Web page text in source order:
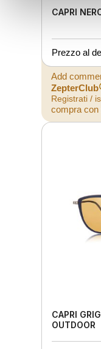
CAPRI
Prezzo al
Add
ZepterClub
Registrati /
compra con
CAPRI
OUTDOOR